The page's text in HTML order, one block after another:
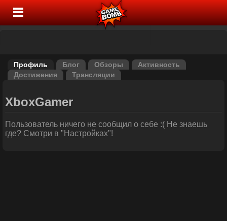
Профиль Блог Обзоры
Активность
Достижения
Трансляции
XboxGamer
Пользователь ничего не сообщил о себе :( Не знаешь
где? Смотри в "Настройках"!